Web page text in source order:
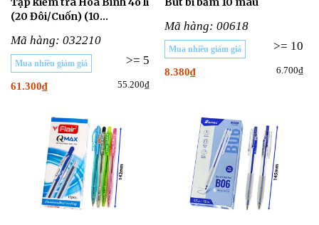
(20 Đôi/Cuốn) (10
Mã hàng: 032210
>= 5
Mua nhiều giảm giá
61.300₫ 55.200₫
Mã hàng: 00618
>= 10
Mua nhiều giảm giá
8.380₫ 6.700₫